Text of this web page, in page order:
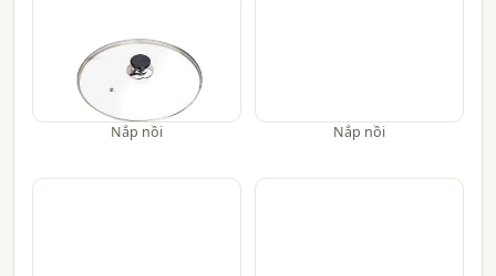
Nắp nồi Nắp nồi